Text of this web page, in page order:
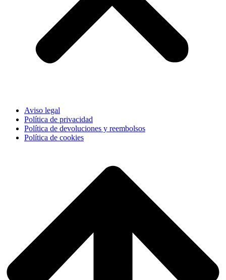
Aviso legal
Política de privacidad
Política de devoluciones y reembolsos
Política de cookies